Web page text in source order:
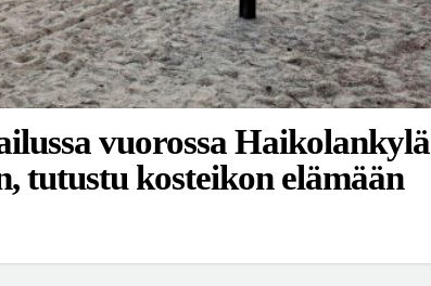
vuorossa Haikolankylä
tutustu kosteikon elämään